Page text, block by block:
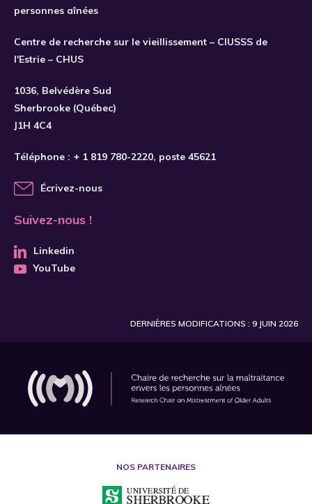
personnes aînées
Centre de recherche sur le vieillissement – CIUSSS de
l'Estrie – CHUS
1036, Belvédère Sud
Sherbrooke (Québec)
J1H 4C4
Téléphone : + 1 819 780-2220, poste 45621
Écrivez-nous
Suivez-nous !
Linkedin
YouTube
DERNIÈRES MODIFICATIONS : 9 JUIN 2026
NOS PARTENAIRES